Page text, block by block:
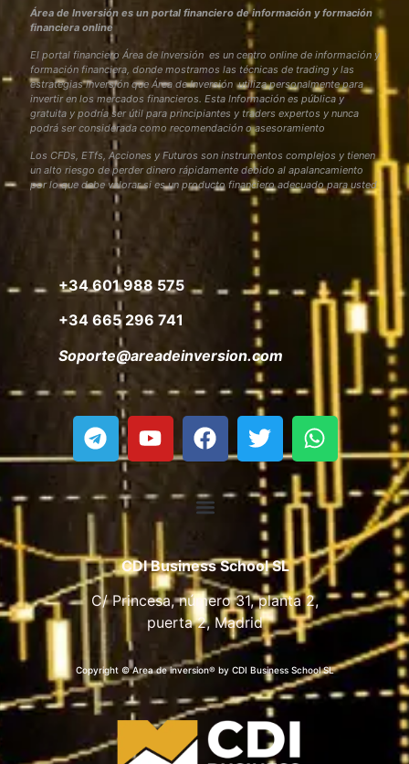
Área de Inversión es un portal financiero de información y formación
financiera online
El portal financiero Área de Inversión es un centro online de información y
formación financiera, donde mostramos las técnicas de trading y las
estrategias inversión que Área de Inversión utiliza personalmente para
invertir en los mercados financieros. Esta Información es pública y
gratuita y podría ser útil para principiantes y traders expertos y nunca
podrá ser considerada como recomendación o asesoramiento
Los CFDs, ETfs, Acciones y Futuros son instrumentos complejos y tienen
un alto riesgo de perder dinero rápidamente debido al apalancamiento
por lo que debe valorar si es un producto financiero adecuado para usted
+34 601 988 575
+34 665 296 741
Soporte@areadeinversion.com
CDI Business School SL
C/ Princesa, número 31, planta 2,
puerta 2, Madrid
Copyright © Area de inversion® by CDI Business School SL